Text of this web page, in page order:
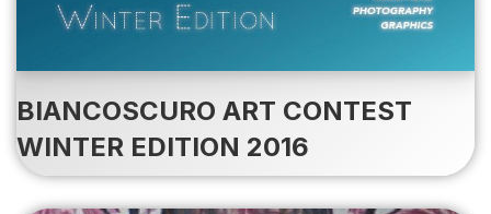
BIANCOSCURO ART CONTEST
WINTER EDITION 2016